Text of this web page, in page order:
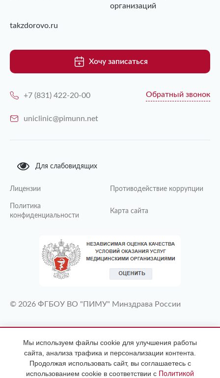
организаций
takzdorovo.ru
Хочу записаться
+7 (831) 422-20-00 Обратный звонок
uniclinic@pimunn.net
Для слабовидящих
Лицензии Противодействие коррупции
Политика
конфиденциальности
Карта сайта
© 2026 ФГБОУ ВО "ПИМУ" Минздрава России
ИМЕЮТСЯ ПРОТИВОПОКАЗАНИЯ
НЕОБХОДИМА КОНСУЛЬТАЦИЯ
СПЕЦИАЛИСТА
Мы используем файлы cookie для улучшения работы
сайта, анализа трафика и персонализации контента.
Продолжая использовать сайт, вы соглашаетесь с
использованием cookie в соответствии с
Политикой